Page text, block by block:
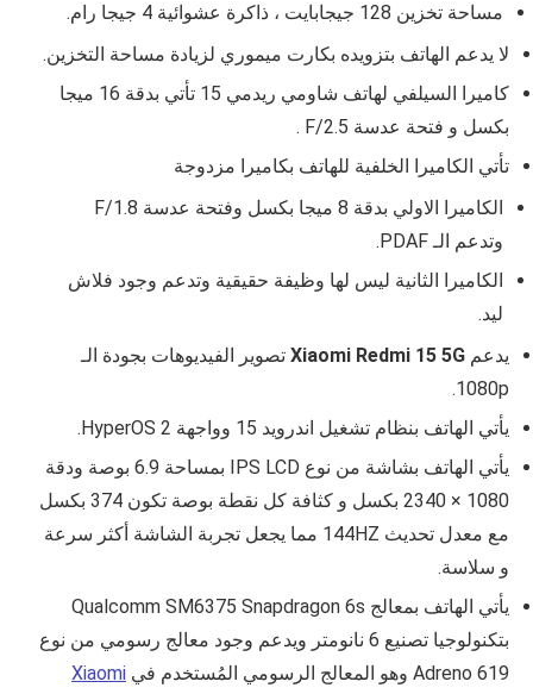
مساحة تخزين 128 جيجابايت ، ذاكرة عشوائية 4 جيجا رام.
لا يدعم الهاتف بتزويده بكارت ميموري لزيادة مساحة التخزين.
كاميرا السيلفي لهاتف شاومي ريدمي 15 تأتي بدقة 16 ميجا
بكسل و فتحة عدسة F/2.5 .
تأتي الكاميرا الخلفية للهاتف بكاميرا مزدوجة
الكاميرا الاولي بدقة 8 ميجا بكسل وفتحة عدسة F/1.8
وتدعم الـPDAF
.
الكاميرا الثانية ليس لها وظيفة حقيقية وتدعم وجود فلاش
ليد.
يدعم Xiaomi Redmi 15 5G تصوير الفيديوهات بجودة الـ
1080p.
يأتي الهاتف بنظام تشغيل اندرويد 15 وواجهة
HyperOS 2
.
يأتي الهاتف بشاشة من نوع IPS LCD بمساحة
6.9 بوصة ودقة
1080 × 2340
بكسل و كثافة كل نقطة بوصة تكون 374 بكسل
مع معدل تحديث 144HZ مما يجعل تجربة الشاشة أكثر سرعة
و سلاسة.
يأتي الهاتف بمعالج Qualcomm SM6375 Snapdragon 6s
بتكنولوجيا تصنيع 6 نانومتر ويدعم وجود معالج رسومي من نوع
Adreno 619 وهو المعالج الرسومي المُستخدم في
Xiaomi